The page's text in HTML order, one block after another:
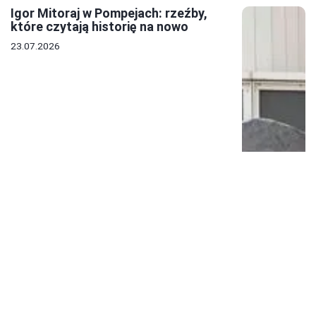
Igor Mitoraj w Pompejach: rzeźby,
które czytają historię na nowo
23.07.2026